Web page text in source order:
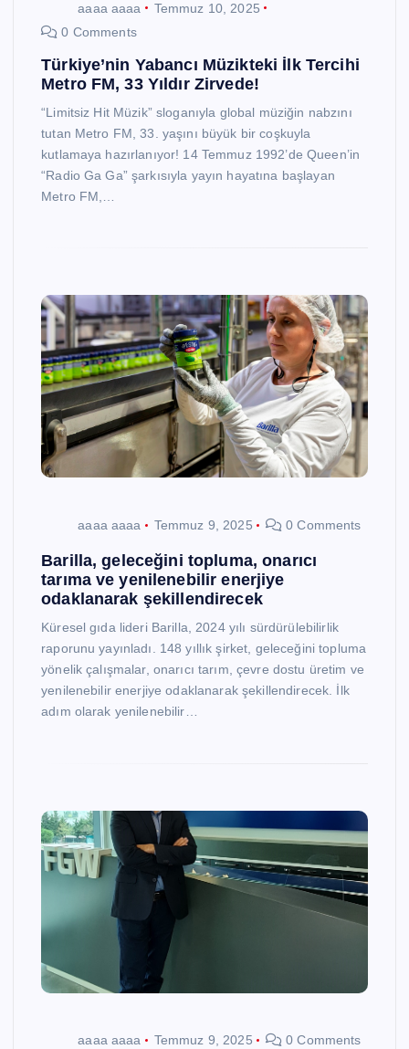
aaaa aaaa
Temmuz 10, 2025
0 Comments
Türkiye’nin Yabancı Müzikteki İlk Tercihi
Metro FM, 33 Yıldır Zirvede!
“Limitsiz Hit Müzik” sloganıyla global müziğin nabzını
tutan Metro FM, 33. yaşını büyük bir coşkuyla
kutlamaya hazırlanıyor! 14 Temmuz 1992’de Queen’in
“Radio Ga Ga” şarkısıyla yayın hayatına başlayan
Metro FM,…
aaaa aaaa Temmuz 9, 2025 0 Comments
Barilla, geleceğini topluma, onarıcı
tarıma ve yenilenebilir enerjiye
odaklanarak şekillendirecek
Küresel gıda lideri Barilla, 2024 yılı sürdürülebilirlik
raporunu yayınladı. 148 yıllık şirket, geleceğini topluma
yönelik çalışmalar, onarıcı tarım, çevre dostu üretim ve
yenilenebilir enerjiye odaklanarak şekillendirecek. İlk
adım olarak yenilenebilir…
aaaa aaaa Temmuz 9, 2025 0 Comments